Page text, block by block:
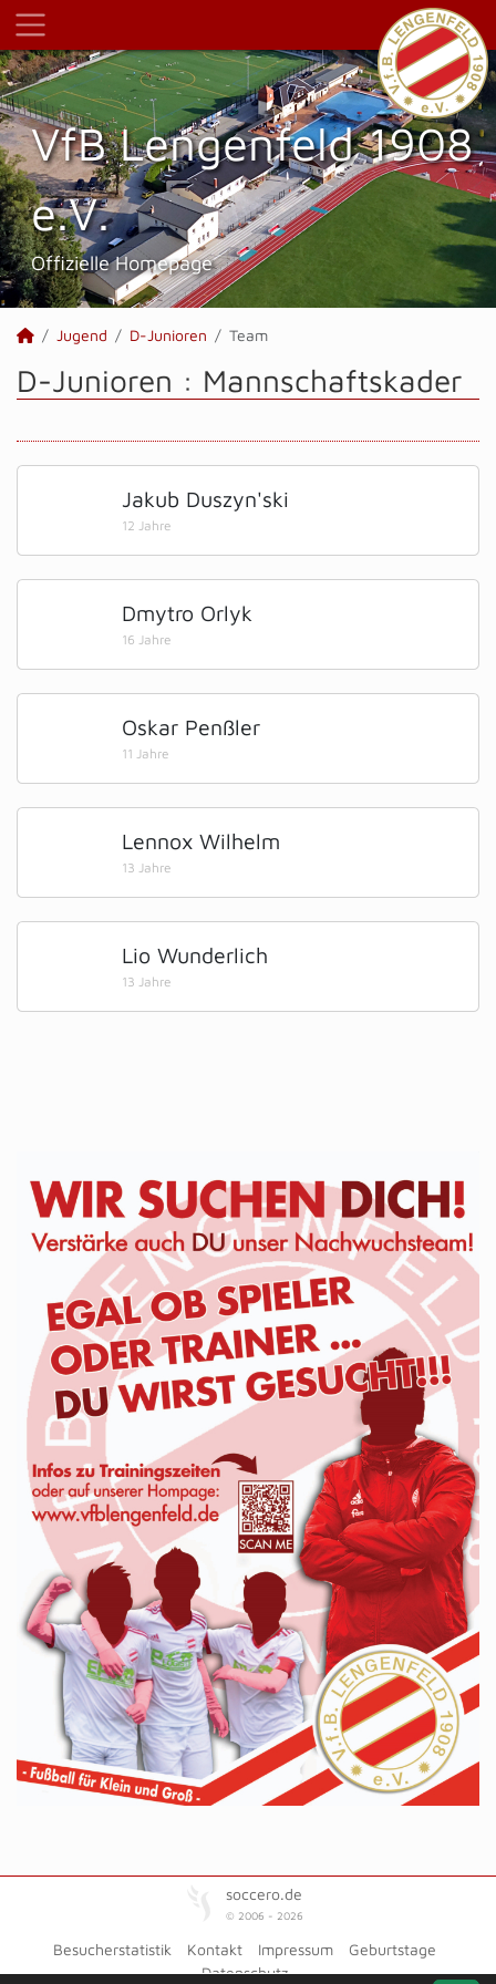
VfB Lengenfeld 1908
e.V.
Offizielle Homepage
Jugend D-Junioren Team
D-Junioren : Mannschaftskader
Jakub Duszyn'ski
12 Jahre
Dmytro Orlyk
16 Jahre
Oskar Penßler
11 Jahre
Lennox Wilhelm
13 Jahre
Lio Wunderlich
13 Jahre
soccero.de
© 2006 - 2026
Besucherstatistik Kontakt Impressum
Geburtstage
Datenschutz